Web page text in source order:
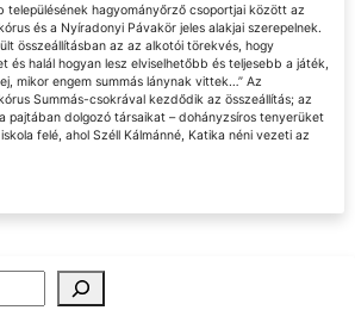
településének hagyományőrző csoportjai között az
és a Nyíradonyi Pávakör jeles alakjai szerepelnek.
összeállításban az az alkotói törekvés, hogy
és halál hogyan lesz elviselhetőbb és teljesebb a játék,
mikor engem summás lánynak vittek…” Az
Summás-csokrával kezdődik az összeállítás; az
pajtában dolgozó társaikat – dohányzsíros tenyerüket
felé, ahol Széll Kálmánné, Katika néni vezeti az
Keresés